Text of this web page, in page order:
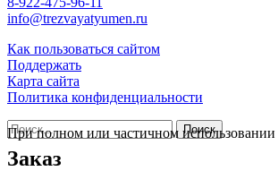
info@trezvayatyumen.ru
Как пользоваться сайтом
Поддержать
Карта сайта
Политика конфиденциальности
Найти:
При полном или частичном использовании
Заказ